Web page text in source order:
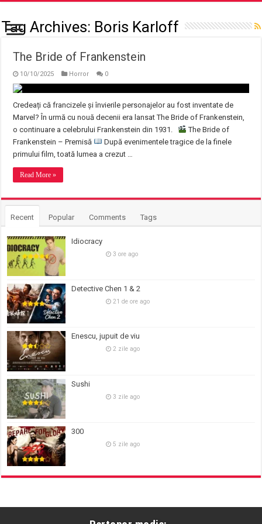
Tag Archives: Boris Karloff
The Bride of Frankenstein
10/10/2025 Horror 0
Credeați că francizele și învierile personajelor au fost inventate de
Marvel? În urmă cu nouă decenii era lansat The Bride of Frankenstein,
o continuare a celebrului Frankenstein din 1931.
The Bride of
Frankenstein – Premisă
După evenimentele tragice de la finele
primului film, toată lumea a crezut …
Read More »
Recent Popular Comments Tags
Idiocracy
3 ore ago
Detective Chen 1 & 2
21 de ore ago
Enescu, jupuit de viu
2 zile ago
Sushi
3 zile ago
300
5 zile ago